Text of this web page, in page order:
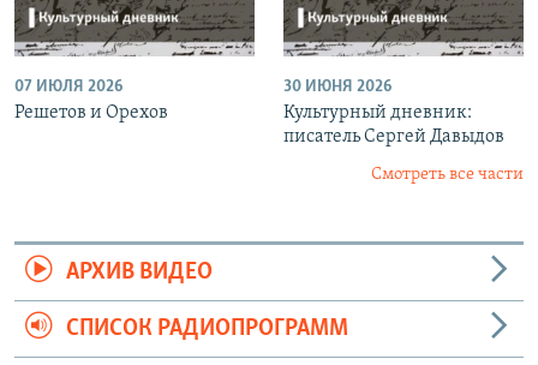
07 ИЮЛЯ 2026
Решетов и Орехов
30 ИЮНЯ 2026
Культурный дневник:
писатель Сергей Давыдов
Смотреть все части
АРХИВ ВИДЕО
СПИСОК РАДИОПРОГРАММ